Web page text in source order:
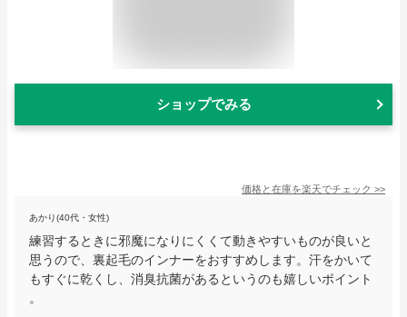
ショップでみる
価格と在庫を楽天でチェック >>
あかり(40代・女性)
練習するときに邪魔になりにくくて動きやすいものが良いと
思うので、裏起毛のインナーをおすすめします。汗をかいて
もすぐに乾くし、消臭抗菌があるというのも嬉しいポイント
。